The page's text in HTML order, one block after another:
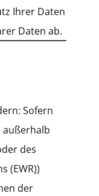
Ihrer Daten
Daten ab.
Sofern
außerhalb
des
(EWR))
der